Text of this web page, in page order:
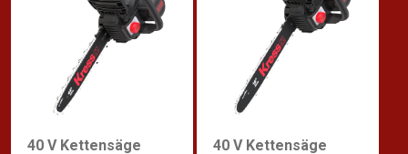
40 V Kettensäge 40 V Kettensäge